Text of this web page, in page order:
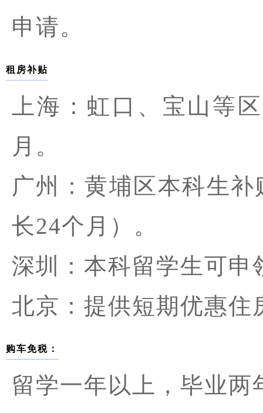
申请。
租房补贴
上海：虹口、宝山等
月。
广州：黄埔区本科生
长24个月）。
深圳：本科留学生可申
北京：提供短期优惠住
购车免税：
留学一年以上，毕业